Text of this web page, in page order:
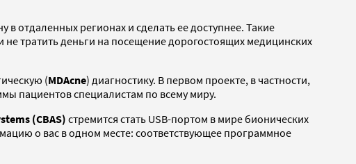
отдаленных регионах и сделать ее доступнее. Такие
тратить деньги на посещение дорогостоящих медицинских
(MDAcne) диагностику. В первом проекте, в частности,
пациентов специалистам по всему миру.
(CBAS) стремится стать USB-портом в мире бионических
о вас в одном месте: соответствующее программное